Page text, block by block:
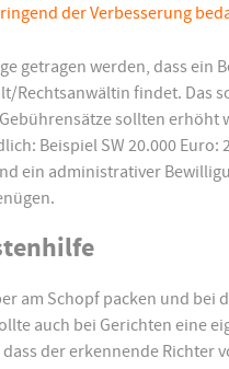
der Verbesserung
getragen werden, dass
Rechtsanwältin findet. Das
sollten erhöht
Beispiel SW 20.000
ein administrativer
am Schopf packen und
auch bei Gerichten eine
der erkennende Richter